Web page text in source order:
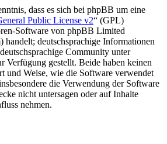
dass es sich bei phpBB um eine
Public License v2“ (GPL)
Software von phpBB Limited
deutschsprachige Informationen
Community unter
Verfügung gestellt. Beide haben keinen
und Weise, wie die Software verwendet
die Verwendung der Software
nicht untersagen oder auf Inhalte
nehmen.